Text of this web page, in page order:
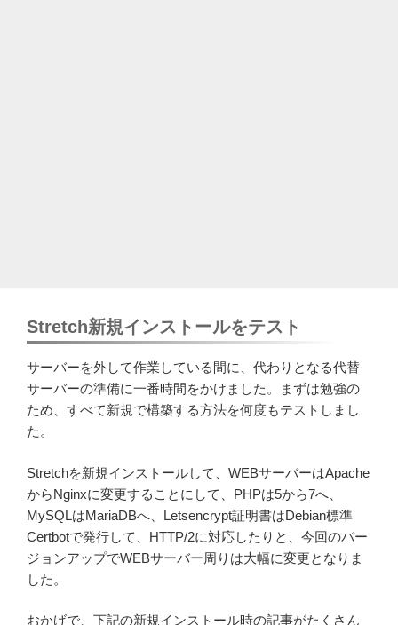
Stretch新規インストールをテスト
サーバーを外して作業している間に、代わりとなる代替
サーバーの準備に一番時間をかけました。まずは勉強の
ため、すべて新規で構築する方法を何度もテストしまし
た。
Stretchを新規インストールして、WEBサーバーはApache
からNginxに変更することにして、PHPは5から7へ、
MySQLはMariaDBへ、Letsencrypt証明書はDebian標準
Certbotで発行して、HTTP/2に対応したりと、今回のバー
ジョンアップでWEBサーバー周りは大幅に変更となりま
した。
おかげで、下記の新規インストール時の記事がたくさん